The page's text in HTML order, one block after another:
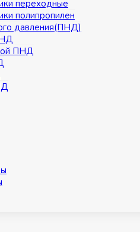
переходные
полипропилен
давления(ПНД)
ПНД